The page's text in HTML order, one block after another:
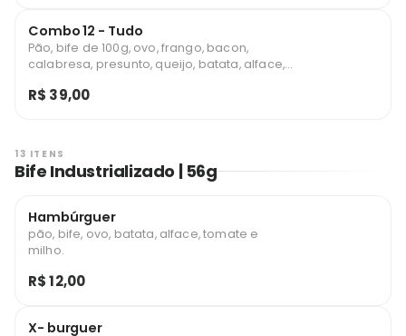
Combo 12 - Tudo
Pão, bife de 100g, ovo, frango, bacon,
calabresa, presunto, queijo, batata, alface,
Refrigerante 200ml.
R$ 39,00
13 ITENS
Bife Industrializado | 56g
Hambúrguer
pão, bife, ovo, batata, alface, tomate e
milho.
R$ 12,00
X- burguer